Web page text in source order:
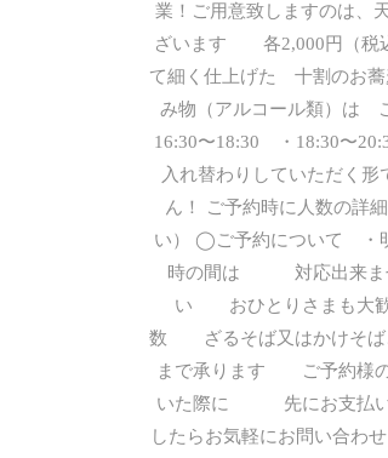
業！ご用意致しますのは
ざいます 各2,000円（税
て細く仕上げた 十割のお
み物（アルコール類）は
16:30〜18:30 ・18:30〜
入れ替わりしていただく
ん！ ご予約時に人数の詳
い） ◯ご予約について ・
時の間は 対応出来ま
い おひとりさまも大
数 ざるそば又はかけそ
まで承ります ご予約
いた際に 先にお支払い
したらお気軽にお問い合わ